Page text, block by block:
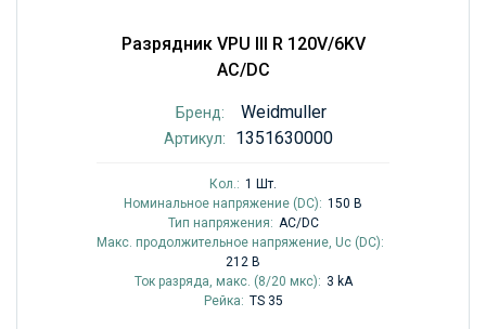
Разрядник VPU III R 120V/6KV
AC/DC
Бренд: Weidmuller
Артикул: 1351630000
Кол.: 1 Шт.
Номинальное напряжение (DC): 150 В
Тип напряжения: AC/DC
Макс. продолжительное напряжение, Uc (DC):
212 В
Ток разряда, макс. (8/20 мкс): 3 kA
Рейка: TS 35